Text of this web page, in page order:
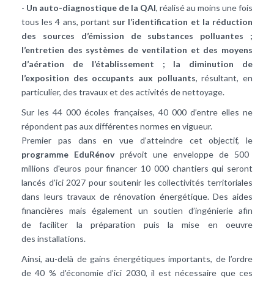
- Un auto-diagnostique de la QAI, réalisé au moins une fois
tous les 4 ans, portant sur l’identification et la réduction
des sources d’émission de substances polluantes ;
l’entretien des systèmes de ventilation et des moyens
d’aération de l’établissement ; la diminution de
l’exposition des occupants aux polluants, résultant, en
particulier, des travaux et des activités de nettoyage.
Sur les 44 000 écoles françaises, 40 000 d’entre elles ne
répondent pas aux différentes normes en vigueur.
Premier pas dans en vue d’atteindre cet objectif, le
programme EduRénov prévoit une enveloppe de 500
millions d'euros pour financer 10 000 chantiers qui seront
lancés d'ici 2027 pour soutenir les collectivités territoriales
dans leurs travaux de rénovation énergétique. Des aides
financières mais également un soutien d’ingénierie afin
de faciliter la préparation puis la mise en oeuvre
des installations.
Ainsi, au-delà de gains énergétiques importants, de l’ordre
de 40 % d'économie d’ici 2030, il est nécessaire que ces